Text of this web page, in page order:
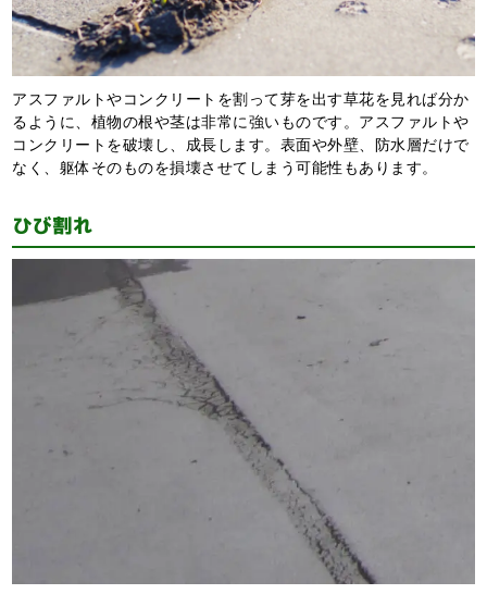
アスファルトやコンクリートを割って芽を出す草花を見れば分か
るように、植物の根や茎は非常に強いものです。アスファルトや
コンクリートを破壊し、成長します。表面や外壁、防水層だけで
なく、躯体そのものを損壊させてしまう可能性もあります。
ひび割れ